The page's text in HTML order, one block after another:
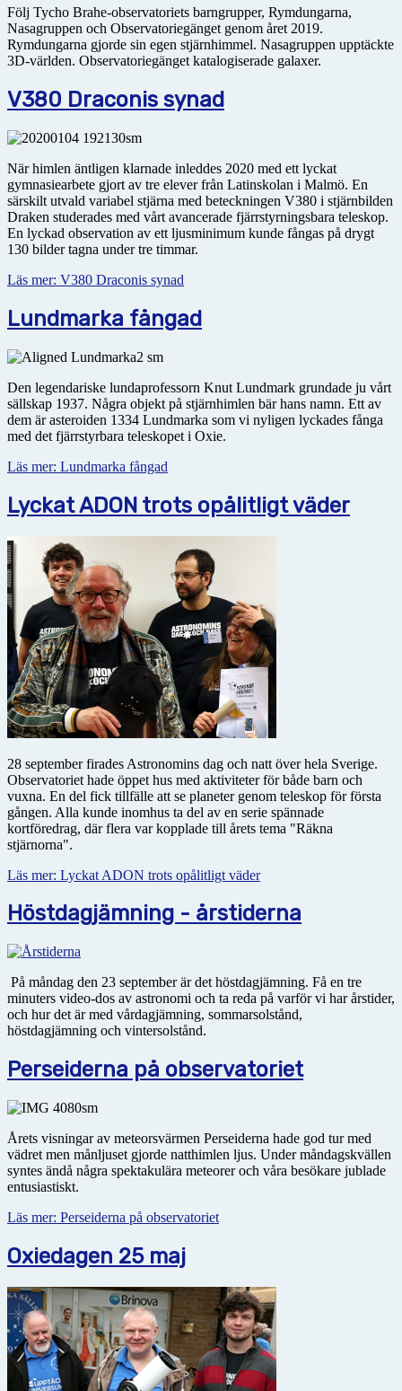
Följ Tycho Brahe-observatoriets barngrupper, Rymdungarna,
Nasagruppen och Observatoriegänget genom året 2019.
Rymdungarna gjorde sin egen stjärnhimmel. Nasagruppen upptäckte
3D-världen. Observatoriegänget katalogiserade galaxer.
V380 Draconis synad
När himlen äntligen klarnade inleddes 2020 med ett lyckat
gymnasiearbete gjort av tre elever från Latin­skolan i Malmö. En
särskilt utvald variabel stjärna med beteckningen V380 i stjärnbilden
Draken studerades med vårt avancerade fjärrstyrningsbara teleskop.
En lyckad observation av ett ljusminimum kunde fångas på drygt
130 bilder tagna under tre timmar.
Läs mer: V380 Draconis synad
Lundmarka fångad
Den legendariske lundaprofessorn Knut Lundmark grundade ju vårt
sällskap 1937. Några objekt på stjärnhimlen bär hans namn. Ett av
dem är asteroiden 1334 Lundmarka som vi nyligen lyckades fånga
med det fjärrstyrbara teleskopet i Oxie.
Läs mer: Lundmarka fångad
Lyckat ADON trots opålitligt väder
28 september firades Astronomins dag och natt över hela Sverige.
Observatoriet hade öppet hus med aktiviteter för både barn och
vuxna. En del fick tillfälle att se planeter genom teleskop för första
gången. Alla kunde inomhus ta del av en serie spännade
kortföredrag, där flera var kopplade till årets tema "Räkna
stjärnorna".
Läs mer: Lyckat ADON trots opålitligt väder
Höstdagjämning - årstiderna
På måndag den 23 september är det höstdagjämning. Få en tre
minuters video-dos av astronomi och ta reda på varför vi har årstider,
och hur det är med vårdagjämning, sommarsolstånd,
höstdagjämning och vintersolstånd.
Perseiderna på observatoriet
Årets visningar av meteorsvärmen Perseiderna hade god tur med
vädret men månljuset gjorde natthimlen ljus. Under måndagskvällen
syntes ändå några spektakulära meteorer och våra besökare jublade
entusiastiskt.
Läs mer: Perseiderna på observatoriet
Oxiedagen 25 maj